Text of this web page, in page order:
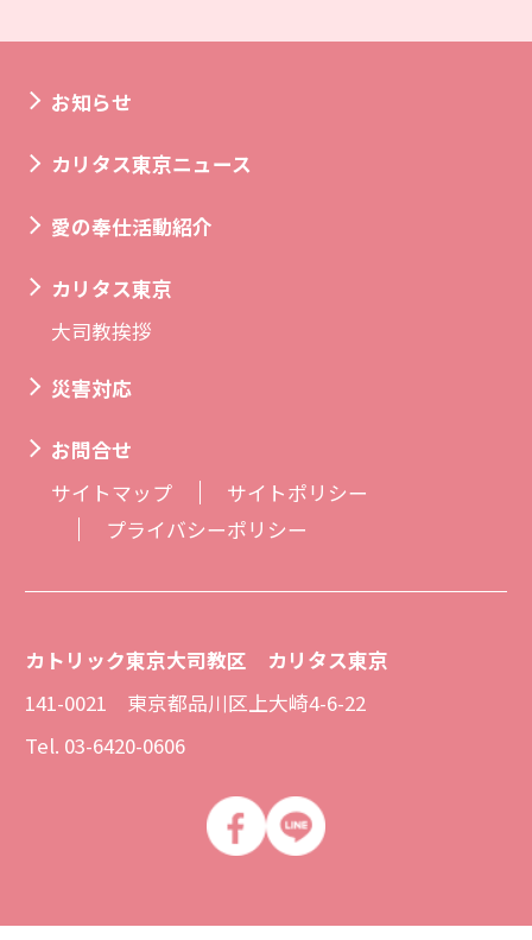
お知らせ
カリタス東京ニュース
愛の奉仕活動紹介
カリタス東京
大司教挨拶
災害対応
お問合せ
サイトマップ
サイトポリシー
プライバシーポリシー
カトリック東京大司教区 カリタス東京
141-0021 東京都品川区上大崎4-6-22
Tel. 03-6420-0606